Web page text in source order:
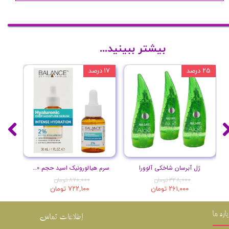
سرم هیالورونیک اسید حجم 30 میلی لیتر
۸۷۰,۰۰۰ تومان
۷۲۲,۱۰۰ تومان
۱۷ درصد
ژل آبرسان شاخکی آلوورا
۳۴۸,۰۰۰ تومان
۲۶۱,۰۰۰ تومان
۲۵ درصد
بیشتر ببینید...
ما اطلاعات تماس